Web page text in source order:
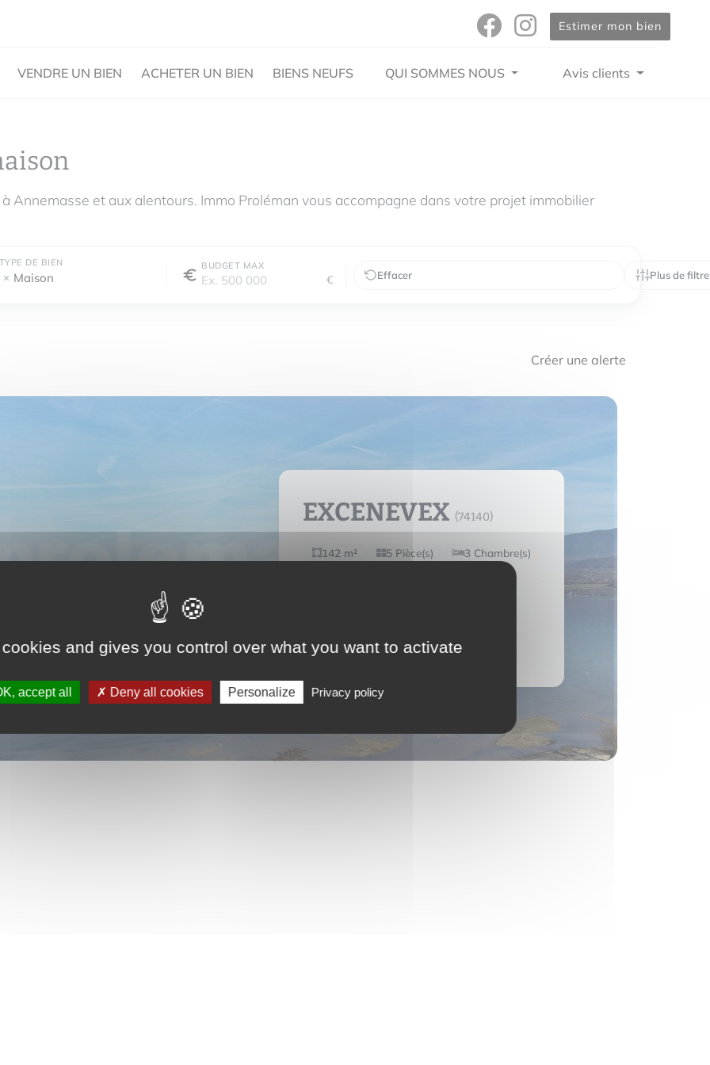
Estimer mon bien
VENDRE UN BIEN ACHETER UN BIEN BIENS NEUFS QUI SOMMES NOUS Avis clients
Annemasse et aux alentours. Immo Proléman vous accompagne dans votre projet immobilier
DE BIEN
Maison
BUDGET MAX
€ Effacer Plus de
Créer une alerte
EXCENEVEX (74140)
142 m² 5 Pièce(s) 3 Chambre(s)
Voir le bien
and gives you control over what you want to activate
accept all Deny all cookies Personalize Privacy policy